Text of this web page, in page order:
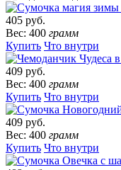
405 руб.
Вес: 400 грамм
Купить Что внутри
409 руб.
Вес: 400 грамм
Купить Что внутри
409 руб.
Вес: 400 грамм
Купить Что внутри